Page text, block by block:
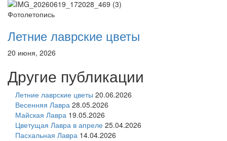
Фотолетопись
Летние лаврские цветы
20 июня, 2026
Другие публикации
Летние лаврские цветы 20.06.2026
Весенняя Лавра 28.05.2026
Майская Лавра 19.05.2026
Цветущая Лавра в апреле 25.04.2026
Пасхальная Лавра 14.04.2026